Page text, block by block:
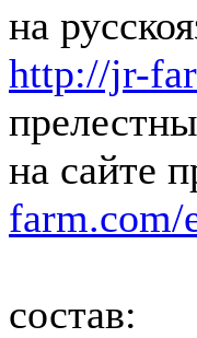
на
http://jr-
на сайте
farm.com/
состав: